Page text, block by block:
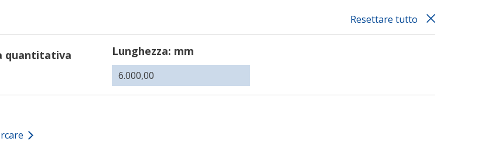
Resettare tutto
quantitativa Lunghezza: mm